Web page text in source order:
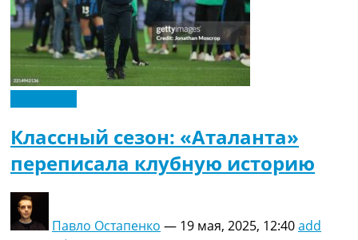
Классный сезон: «Аталанта»
переписала клубную историю
Павло Остапенко — 19 мая, 2025, 12:40add